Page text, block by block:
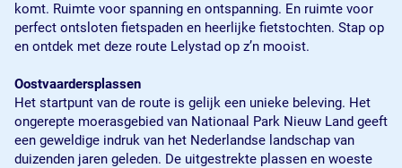
komt. Ruimte voor spanning en ontspanning. En ruimte voor
perfect ontsloten fietspaden en heerlijke fietstochten. Stap op
en ontdek met deze route Lelystad op z’n mooist.
Oostvaardersplassen
Het startpunt van de route is gelijk een unieke beleving. Het
ongerepte moerasgebied van Nationaal Park Nieuw Land geeft
een geweldige indruk van het Nederlandse landschap van
duizenden jaren geleden. De uitgestrekte plassen en woeste